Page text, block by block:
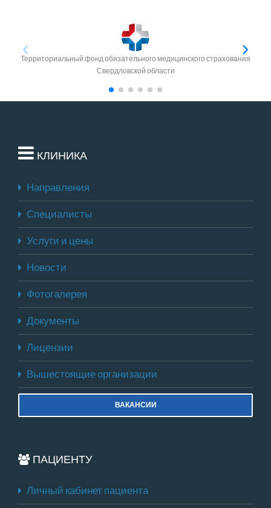
Территориальный фонд обязательного медицинского страхования
Свердловской области
КЛИНИКА
Направления
Специалисты
Услуги и цены
Новости
Фотогалерея
Документы
Лицензии
Вышестоящие организации
ВАКАНСИИ
ПАЦИЕНТУ
Личный кабинет пациента